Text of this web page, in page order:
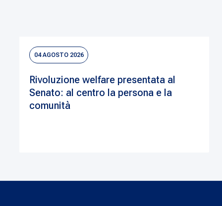
04 AGOSTO 2026
Rivoluzione welfare presentata al
Senato: al centro la persona e la
comunità